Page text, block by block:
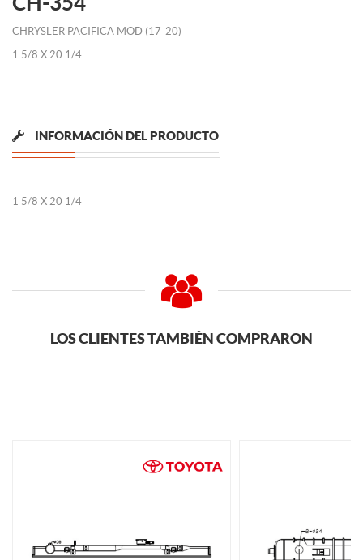
CHRYSLER PACIFICA MOD (17-20)
1 5/8 X 20 1/4
INFORMACIÓN DEL PRODUCTO
1 5/8 X 20 1/4
LOS CLIENTES TAMBIÉN COMPRARON